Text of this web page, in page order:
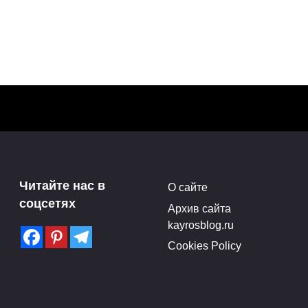
Читайте нас в
соцсетях
О сайте
Архив сайта
kayrosblog.ru
Cookies Policy